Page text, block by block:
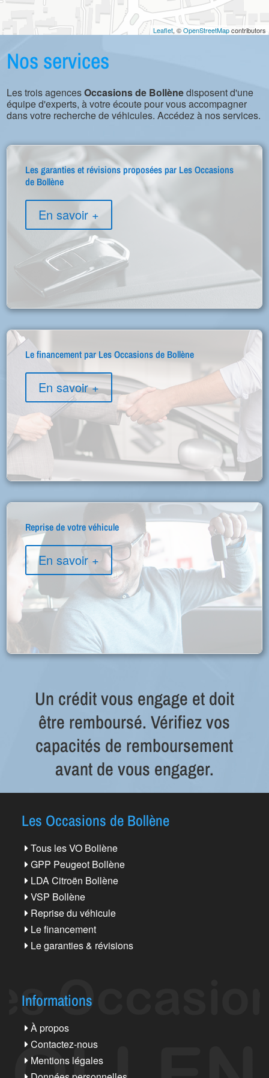
Leaflet, ©OpenStreetMapcontributors
Nos services
Les trois agencesOccasions de Bollènedisposent d'une
équipe d'experts, à votre écoute pour vous accompagner
dans votre recherche de véhicules. Accédez à nos services.
Les garanties et révisions proposées par Les Occasions
de Bollène
En savoir +
Le financement par Les Occasions de Bollène
En savoir +
Reprise de votre véhicule
En savoir +
Un crédit vous engage et doit
être remboursé. Vérifiez vos
capacités de remboursement
avant de vous engager.
Les Occasions de Bollène
Tous les VO Bollène
GPP Peugeot Bollène
LDA Citroën Bollène
VSP Bollène
Reprise du véhicule
Le financement
Le garanties & révisions
Informations
À propos
Contactez-nous
Mentions légales